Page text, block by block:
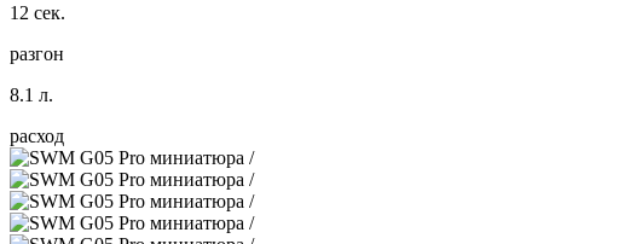
12 сек.
разгон
8.1 л.
расход